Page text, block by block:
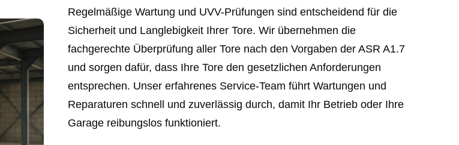
Regelmäßige Wartung und UVV-Prüfungen sind entscheidend für die
Sicherheit und Langlebigkeit Ihrer Tore. Wir übernehmen die
fachgerechte Überprüfung aller Tore nach den Vorgaben der ASR A1.7
und sorgen dafür, dass Ihre Tore den gesetzlichen Anforderungen
entsprechen. Unser erfahrenes Service-Team führt Wartungen und
Reparaturen schnell und zuverlässig durch, damit Ihr Betrieb oder Ihre
Garage reibungslos funktioniert.